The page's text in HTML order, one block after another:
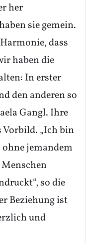
her
sie gemein.
dass
haben die
In erster
den anderen so
Gangl. Ihre
„Ich bin
jemandem
so die
Beziehung ist
und